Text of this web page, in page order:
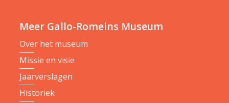
Meer Gallo-Romeins Museum
Over het museum
Missie en visie
Jaarverslagen
Historiek